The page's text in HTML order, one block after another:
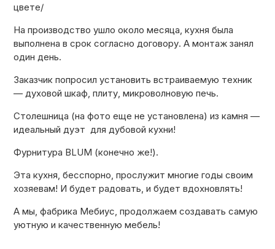
цвете/
На производство ушло около месяца, кухня была
выполнена в срок согласно договору. А монтаж занял
один день.
Заказчик попросил установить встраиваемую техник
— духовой шкаф, плиту, микроволновую печь.
Столешница (на фото еще не установлена) из камня —
идеальный дуэт для дубовой кухни!
Фурнитура BLUM (конечно же!).
Эта кухня, бесспорно, прослужит многие годы своим
хозяевам! И будет радовать, и будет вдохновлять!
А мы, фабрика Мебиус, продолжаем создавать самую
уютную и качественную мебель!